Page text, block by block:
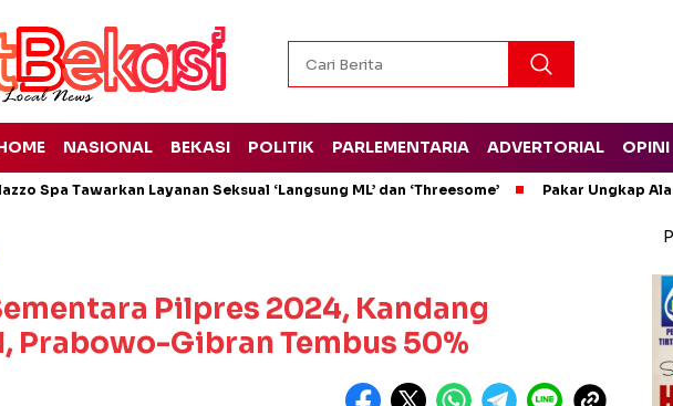
NASIONAL BEKASI POLITIK PARLEMENTARIA ADVERTORIAL OPINI
Spa Tawarkan Layanan Seksual ‘Langsung ML’ dan ‘Threesome’ Pakar Ungkap
Pilpres 2024, Kandang
Prabowo-Gibran Tembus 50%